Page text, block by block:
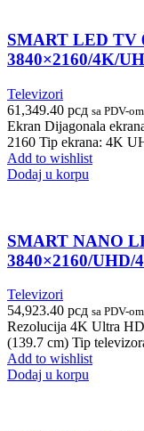
SMART LED TV
3840×2160/4K/
Televizori
61,349.40 рсд sa PDV-om
Ekran Dijagonala
2160 Tip ekrana: 4K
Add to wishlist
Dodaj u korpu
SMART NANO
3840×2160/UHD/
Televizori
54,923.40 рсд sa PDV-om
Rezolucija 4K Ultra
(139.7 cm) Tip
Add to wishlist
Dodaj u korpu